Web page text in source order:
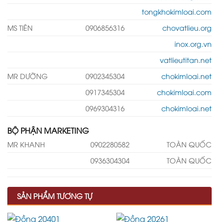
tongkhokimloai.com
MS TIÊN
0906856316
chovatlieu.org
inox.org.vn
vatlieutitan.net
MR DƯỠNG
0902345304
chokimloai.net
0917345304
chokimloai.com
0969304316
chokimloai.net
BỘ PHẬN MARKETING
MR KHANH 0902280582
TOÀN QUỐC
0936304304
TOÀN QUỐC
SẢN PHẨM TƯƠNG TỰ